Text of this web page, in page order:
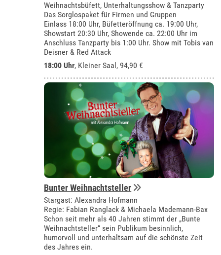
Weihnachtsbüfett, Unterhaltungsshow & Tanzparty
Das Sorglospaket für Firmen und Gruppen
Einlass 18:00 Uhr, Büfetteröffnung ca. 19:00 Uhr,
Showstart 20:30 Uhr, Showende ca. 22:00 Uhr im
Anschluss Tanzparty bis 1:00 Uhr. Show mit Tobis van
Deisner & Red Attack
18:00 Uhr, Kleiner Saal , 94,90 €
Bunter Weihnachtsteller
Stargast: Alexandra Hofmann
Regie: Fabian Ranglack & Michaela Mademann-Bax
Schon seit mehr als 40 Jahren stimmt der „Bunte
Weihnachtsteller“ sein Publikum besinnlich,
humorvoll und unterhaltsam auf die schönste Zeit
des Jahres ein.